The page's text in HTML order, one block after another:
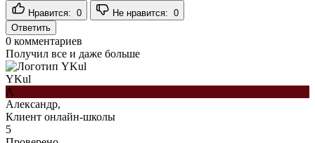
Нравится: 0 Не нравится: 0
Ответить
0 комментариев
Получил все и даже больше
YKul
А
Александр,
Клиент онлайн-школы
5